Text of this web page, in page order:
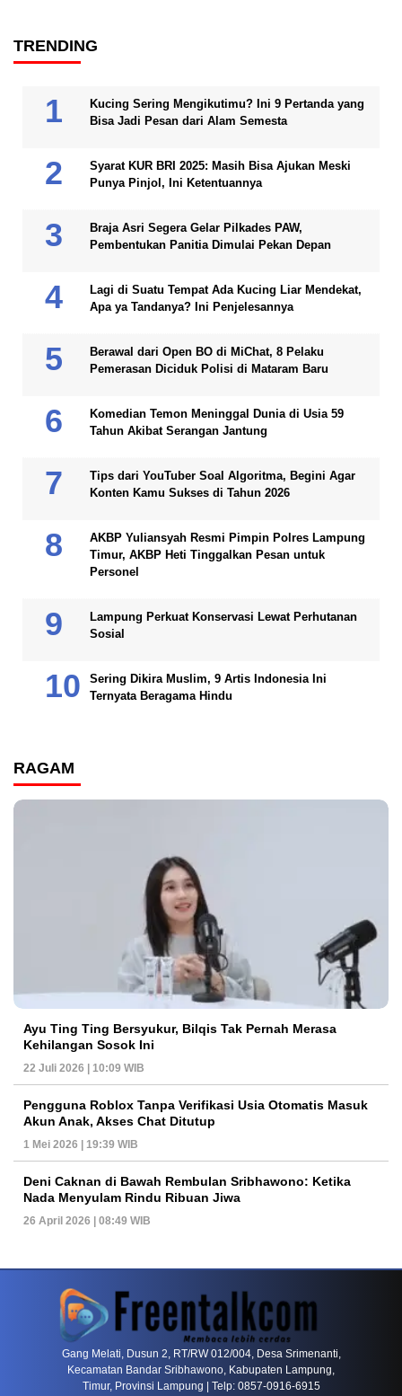
TRENDING
Kucing Sering Mengikutimu? Ini 9 Pertanda yang
Bisa Jadi Pesan dari Alam Semesta
Syarat KUR BRI 2025: Masih Bisa Ajukan Meski
Punya Pinjol, Ini Ketentuannya
Braja Asri Segera Gelar Pilkades PAW,
Pembentukan Panitia Dimulai Pekan Depan
Lagi di Suatu Tempat Ada Kucing Liar Mendekat,
Apa ya Tandanya? Ini Penjelesannya
Berawal dari Open BO di MiChat, 8 Pelaku
Pemerasan Diciduk Polisi di Mataram Baru
Komedian Temon Meninggal Dunia di Usia 59
Tahun Akibat Serangan Jantung
Tips dari YouTuber Soal Algoritma, Begini Agar
Konten Kamu Sukses di Tahun 2026
AKBP Yuliansyah Resmi Pimpin Polres Lampung
Timur, AKBP Heti Tinggalkan Pesan untuk
Personel
Lampung Perkuat Konservasi Lewat Perhutanan
Sosial
Sering Dikira Muslim, 9 Artis Indonesia Ini
Ternyata Beragama Hindu
RAGAM
Ayu Ting Ting Bersyukur, Bilqis Tak Pernah Merasa
Kehilangan Sosok Ini
22 Juli 2026 | 10:09 WIB
Pengguna Roblox Tanpa Verifikasi Usia Otomatis Masuk
Akun Anak, Akses Chat Ditutup
1 Mei 2026 | 19:39 WIB
Deni Caknan di Bawah Rembulan Sribhawono: Ketika
Nada Menyulam Rindu Ribuan Jiwa
26 April 2026 | 08:49 WIB
Gang Melati, Dusun 2, RT/RW 012/004, Desa Srimenanti,
Kecamatan Bandar Sribhawono, Kabupaten Lampung,
Timur, Provinsi Lampung | Telp: 0857-0916-6915